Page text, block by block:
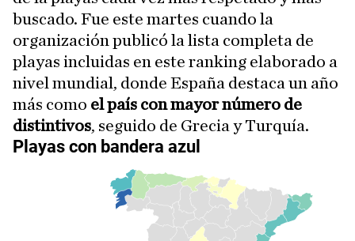
buscado. Fue este martes cuando la
organización publicó la lista completa de
playas incluidas en este ranking elaborado a
nivel mundial, donde España destaca un año
más como el país con mayor número de
distintivos, seguido de Grecia y Turquía.